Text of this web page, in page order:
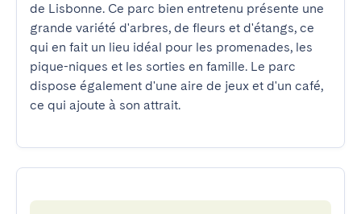
de Lisbonne. Ce parc bien entretenu présente une
grande variété d'arbres, de fleurs et d'étangs, ce
qui en fait un lieu idéal pour les promenades, les
pique-niques et les sorties en famille. Le parc
dispose également d'une aire de jeux et d'un café,
ce qui ajoute à son attrait.